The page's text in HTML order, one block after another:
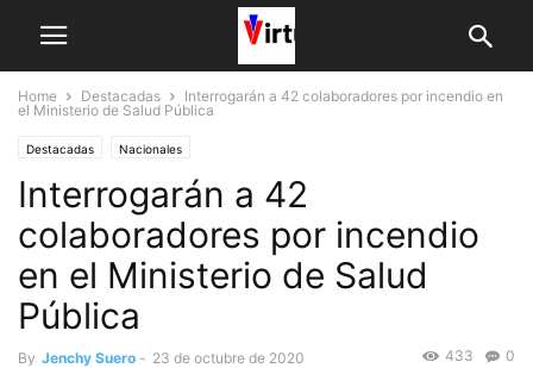
Home Destacadas
Interrogarán a 42 colaboradores por incendio en
el Ministerio de Salud Pública
Destacadas Nacionales
Interrogarán a 42
colaboradores por incendio
en el Ministerio de Salud
Pública
By Jenchy Suero - 23 de octubre de 2020 0
433